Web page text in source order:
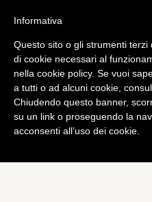
Computer
Mappe
accordo con
di Piermanuele Sberni
Informativa
Questo sito o gli strumenti
di cookie necessari al
nella cookie policy. Se vuoi
a tutti o ad alcuni cookie,
Chiudendo questo banner,
su un link o proseguendo la
acconsenti all’uso dei cookie.